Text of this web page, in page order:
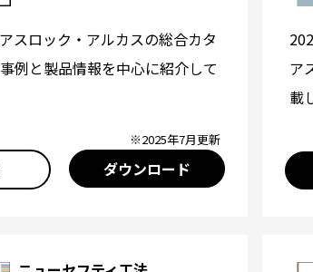
スロック・アルカスの総合カタ
例と製品情報を中心に紹介して
※2025年7月更新
ダウンロード
ア
載